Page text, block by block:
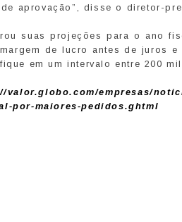
aprovação”, disse o diretor-
suas projeções para o ano
de lucro antes de juros
em um intervalo entre 200
valor.globo.com/empresas/
por-maiores-pedidos.ghtml